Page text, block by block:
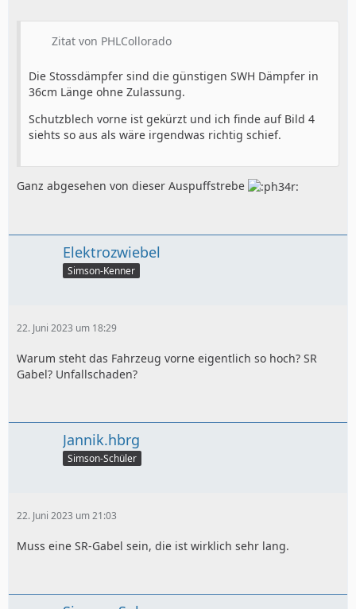
Zitat von PHLCollorado
Die Stossdämpfer sind die günstigen SWH Dämpfer in
36cm Länge ohne Zulassung.
Schutzblech vorne ist gekürzt und ich finde auf Bild 4
siehts so aus als wäre irgendwas richtig schief.
Ganz abgesehen von dieser Auspuffstrebe
Elektrozwiebel
Simson-Kenner
22. Juni 2023 um 18:29
Warum steht das Fahrzeug vorne eigentlich so hoch? SR
Gabel? Unfallschaden?
Jannik.hbrg
Simson-Schüler
22. Juni 2023 um 21:03
Muss eine SR-Gabel sein, die ist wirklich sehr lang.